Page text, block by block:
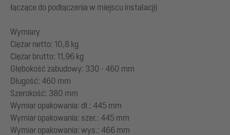
łączące do podłączenia w miejscu instalacji)
Wymiary
Ciężar netto: 10,8 kg
Ciężar brutto: 11,96 kg
Głębokość zabudowy: 330 - 460 mm
Długość: 460 mm
Szerokość: 380 mm
Wymiar opakowania: dł.: 445 mm
Wymiar opakowania: szer.: 445 mm
Wymiar opakowania: wys.: 466 mm